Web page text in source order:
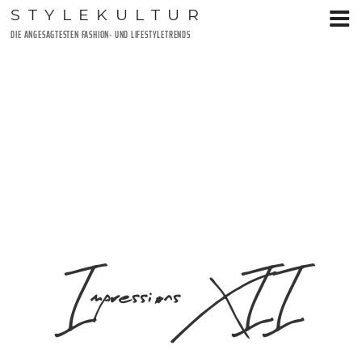
Zum
Inhalt
STYLEKULTUR
DIE ANGESAGTESTEN FASHION- UND LIFESTYLETRENDS
Impressions XII